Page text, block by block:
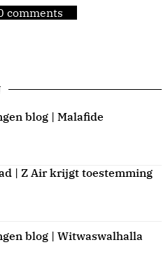
comments
blog | Malafide
| Z Air krijgt toestemming
blog | Witwaswalhalla